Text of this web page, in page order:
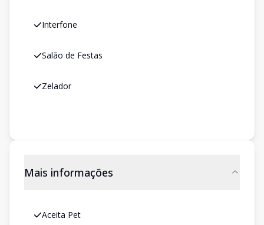
Interfone
Salão de Festas
Zelador
Mais informações
Aceita Pet